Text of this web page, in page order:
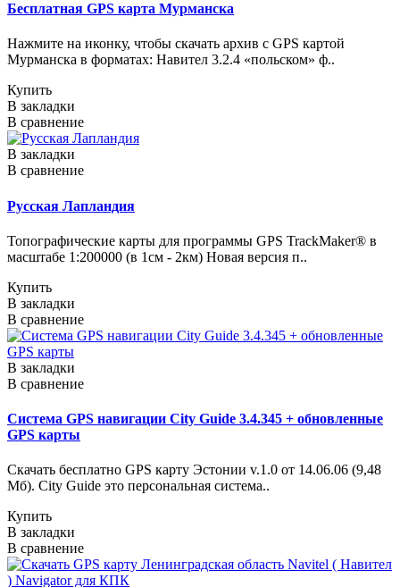
Бесплатная GPS карта Мурманска
Нажмите на иконку, чтобы скачать архив с GPS картой
Мурманска в форматах: Навител 3.2.4 «польском» ф..
Купить
В закладки
В сравнение
В закладки
В сравнение
Русская Лапландия
Топографические карты для программы GPS TrackMaker® в
масштабе 1:200000 (в 1см - 2км) Новая версия п..
Купить
В закладки
В сравнение
В закладки
В сравнение
Система GPS навигации City Guide 3.4.345 + обновленные
GPS карты
Скачать бесплатно GPS карту Эстонии v.1.0 от 14.06.06 (9,48
Мб). City Guide это персональная система..
Купить
В закладки
В сравнение